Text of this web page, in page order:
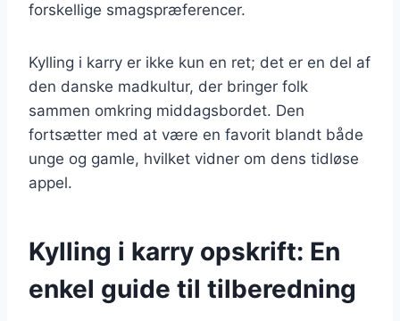
forskellige smagspræferencer.
Kylling i karry er ikke kun en ret; det er en del af
den danske madkultur, der bringer folk
sammen omkring middagsbordet. Den
fortsætter med at være en favorit blandt både
unge og gamle, hvilket vidner om dens tidløse
appel.
Kylling i karry opskrift: En
enkel guide til tilberedning